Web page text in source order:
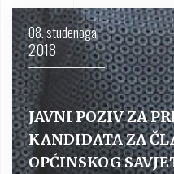
08. studenoga
2018
JAVNI POZIV ZA
KANDIDATA ZA
OPĆINSKOG